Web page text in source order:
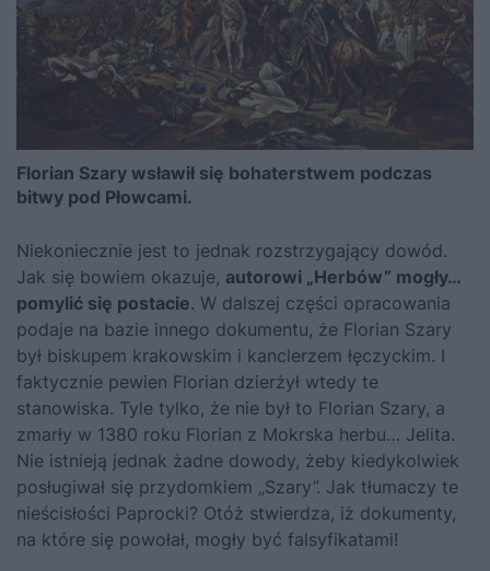
Florian Szary wsławił się bohaterstwem podczas
bitwy pod Płowcami.
Niekoniecznie jest to jednak rozstrzygający dowód.
Jak się bowiem okazuje, autorowi „Herbów” mogły…
pomylić się postacie. W dalszej części opracowania
podaje na bazie innego dokumentu, że Florian Szary
był biskupem krakowskim i kanclerzem łęczyckim. I
faktycznie pewien Florian dzierżył wtedy te
stanowiska. Tyle tylko, że nie był to Florian Szary, a
zmarły w 1380 roku Florian z Mokrska herbu… Jelita.
Nie istnieją jednak żadne dowody, żeby kiedykolwiek
posługiwał się przydomkiem „Szary”. Jak tłumaczy te
nieścisłości Paprocki? Otóż stwierdza, iż dokumenty,
na które się powołał, mogły być falsyfikatami!